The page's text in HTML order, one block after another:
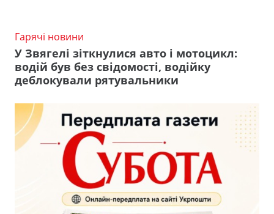
Гарячі новини
У Звягелі зіткнулися авто і мотоцикл:
водій був без свідомості, водійку
деблокували рятувальники